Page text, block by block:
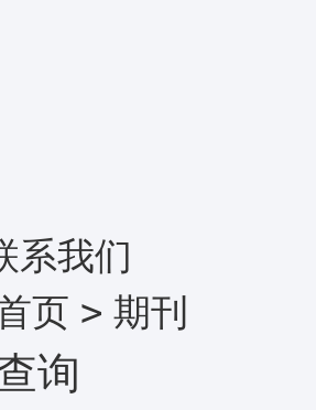
系我们
页 > 期刊
询